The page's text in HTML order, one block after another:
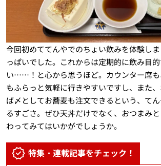
今回初めててんやでのちょい飲みを体験し
っぱいでした。これからは定期的に飲み目
い……！と心から思うほど。カウンター席
もふらっと気軽に行きやすいですし、また
ば〆としてお蕎麦も注文できるという、て
るすごさ。ぜひ天丼だけでなく、おつまみ
わってみてはいかがでしょうか。
特集・連載記事をチェック！